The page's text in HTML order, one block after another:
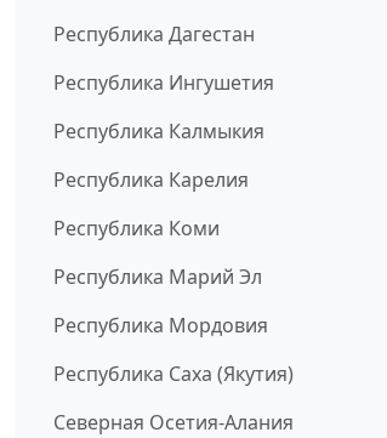
Республика Дагестан
Республика Ингушетия
Республика Калмыкия
Республика Карелия
Республика Коми
Республика Марий Эл
Республика Мордовия
Республика Саха (Якутия)
Северная Осетия-Алания